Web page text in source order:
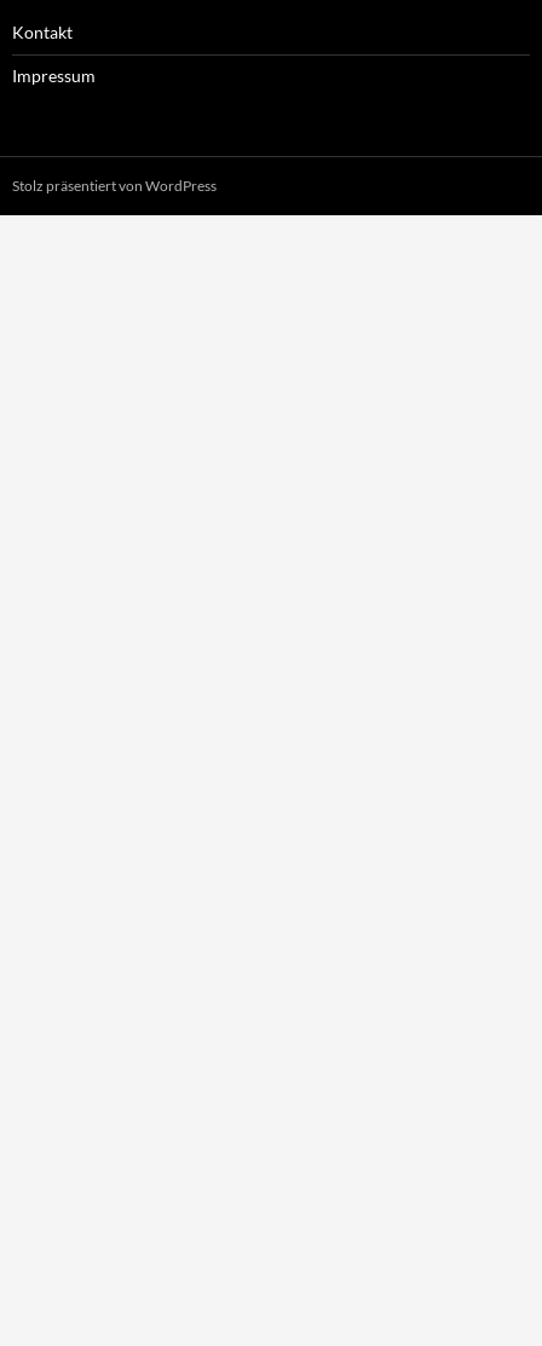
Kontakt
Impressum
Stolz präsentiert von WordPress